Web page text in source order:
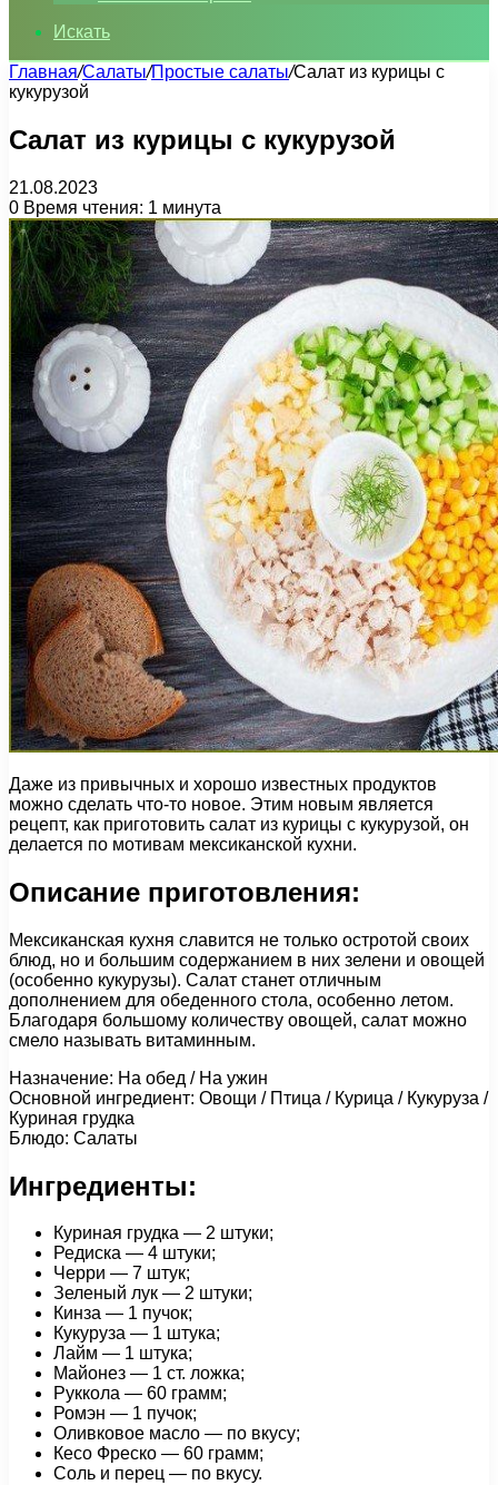
Искать
Главная/Салаты/Простые салаты/Салат из курицы с
кукурузой
Салат из курицы с кукурузой
21.08.2023
0 Время чтения: 1 минута
Даже из привычных и хорошо известных продуктов
можно сделать что-то новое. Этим новым является
рецепт, как приготовить салат из курицы с кукурузой, он
делается по мотивам мексиканской кухни.
Описание приготовления:
Мексиканская кухня славится не только остротой своих
блюд, но и большим содержанием в них зелени и овощей
(особенно кукурузы). Салат станет отличным
дополнением для обеденного стола, особенно летом.
Благодаря большому количеству овощей, салат можно
смело называть витаминным.
Назначение: На обед / На ужин
Основной ингредиент: Овощи / Птица / Курица / Кукуруза /
Куриная грудка
Блюдо: Салаты
Ингредиенты:
Куриная грудка — 2 штуки;
Редиска — 4 штуки;
Черри — 7 штук;
Зеленый лук — 2 штуки;
Кинза — 1 пучок;
Кукуруза — 1 штука;
Лайм — 1 штука;
Майонез — 1 ст. ложка;
Руккола — 60 грамм;
Ромэн — 1 пучок;
Оливковое масло — по вкусу;
Кесо Фреско — 60 грамм;
Соль и перец — по вкусу.